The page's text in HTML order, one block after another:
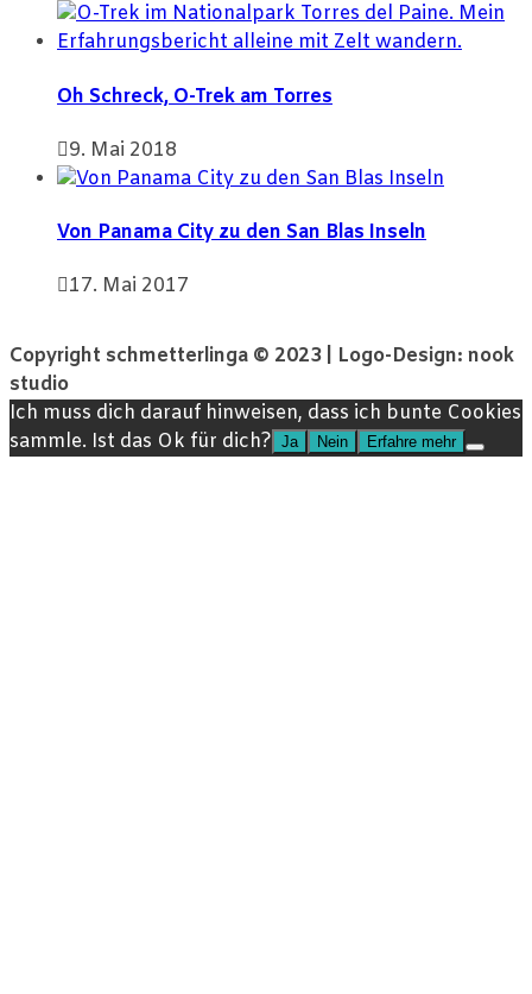
Oh Schreck, O-Trek am Torres
9. Mai 2018
Von Panama City zu den San Blas Inseln
17. Mai 2017
Copyright schmetterlinga © 2023 | Logo-Design: nook
studio
Ich muss dich darauf hinweisen, dass ich bunte Cookies
sammle. Ist das Ok für dich? Ja Nein Erfahre mehr